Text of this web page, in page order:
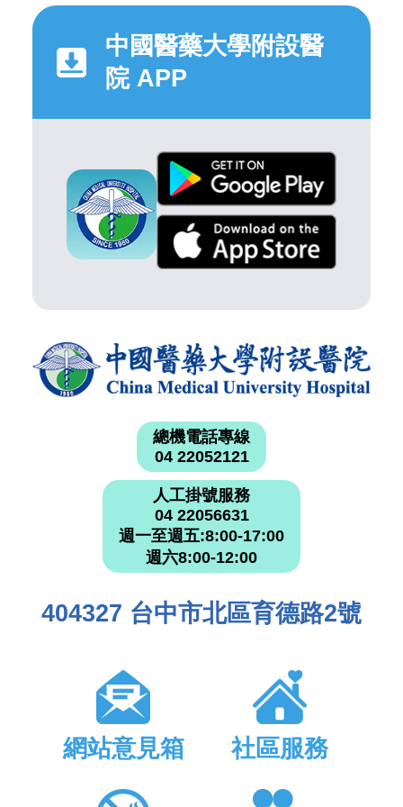
中國醫藥大學附設醫
院 APP
總機電話專線
04 22052121
人工掛號服務
04 22056631
週一至週五:8:00-17:00
週六8:00-12:00
404327 台中市北區育德路2號
網站意見箱 社區服務